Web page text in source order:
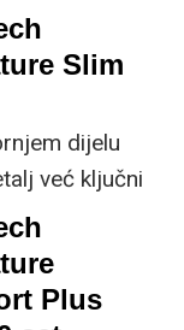
možete
pri
Slim
dijelu
već ključni
jer koristi
svjetla za
Plus